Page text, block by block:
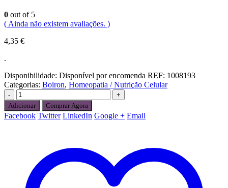
0 out of 5
( Ainda não existem avaliações. )
4,35 €
.
Disponibilidade: Disponível por encomenda REF: 1008193
Categorias: Boiron, Homeopatia / Nutrição Celular
-
+
Adicionar
Comprar Agora
Facebook Twitter LinkedIn Google + Email